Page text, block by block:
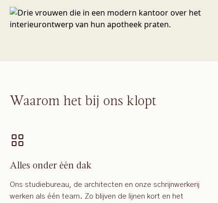
Waarom het bij ons klopt
Alles onder één dak
Ons studiebureau, de architecten en onze schrijnwerkerij
werken als één team. Zo blijven de lijnen kort en het